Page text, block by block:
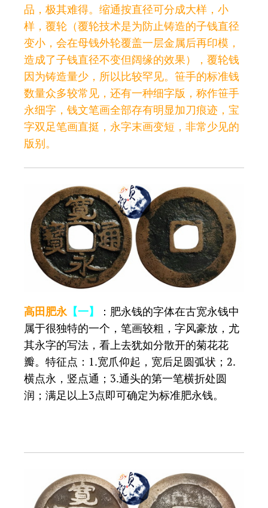
品，极其难得。缩通按直径可分成大样，小
样，覆轮（覆轮技术是为防止铸造的子钱直径
变小，会在母钱外轮覆盖一层金属后再印模，
造成了子钱直径不变但阔缘的效果），覆轮钱
因为铸造量少，所以比较罕见。笹手的标准钱
数量众多较常见，还有一种细字版，称作笹手
永细字，钱文笔画全部存有明显加刀痕迹，宝
字双足笔画直挺，永字末画变短，非常少见的
版别。
高田肥永 【一】
：肥永钱的字体在古宽永钱中
属于很独特的一个，笔画较粗，字风豪放，尤
其永字的写法，看上去犹如分散开的菊花花
瓣。特征点：1.宽爪仰起，宽后足圆弧状；2.
横点永，竖点通；3.通头的第一笔横折处圆
润；满足以上3点即可确定为标准肥永钱。